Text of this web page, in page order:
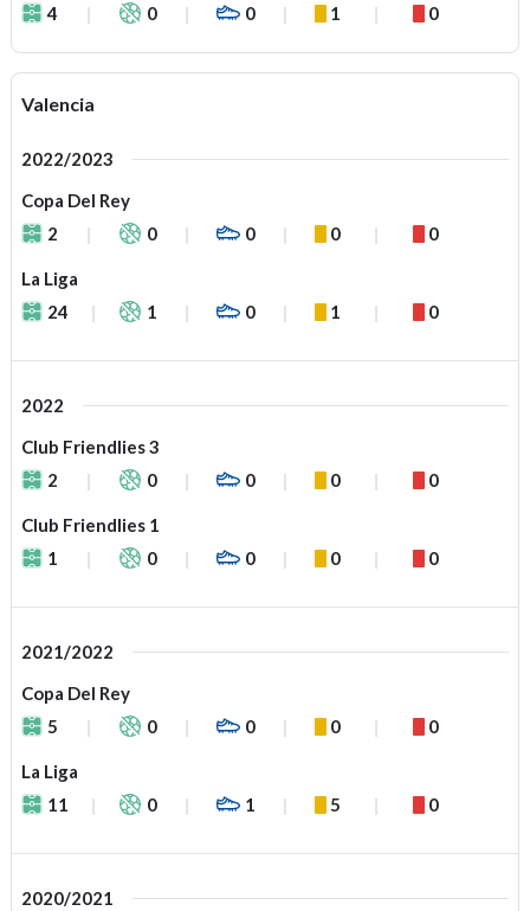
4
0 0 1 0
Valencia
2022/2023
Copa Del Rey
2
0 0 0 0
La Liga
24
1 0 1 0
2022
Club Friendlies 3
2
0 0 0 0
Club Friendlies 1
1
0 0 0 0
2021/2022
Copa Del Rey
5
0 0 0 0
La Liga
11
0 1 5 0
2020/2021